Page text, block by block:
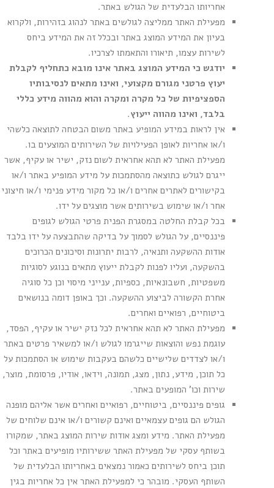
אחריותו הבלעדית של הגולש באתר.
מפעילת האתר ממליצה לגולשים באתר לנהוג בזהירות, ולקרוא
בעיון את המידע המוצג באתר ובכלל זה את המידע ביחס
לשירות עצמו, תיאורו והתאמתו לצרכיו.
יודגש כי המידע המוצג באתר אינו מובא כתחליף לקבלת
יעוץ פרטני מגורם מקצועי, ואינו מתאים לנסיבותיו
הספציפיות של כל מקרה ומקרה והוא מהווה מידע כללי
בלבד, ואינו מהווה ייעוץ.
אין לראות במידע המופיע באתר משום הבטחה לתוצאה כלשהי
ו/או אחריות לאופן הפעילויות של השירותים המוצעים בו.
מפעילת האתר לא תהא אחראית לשום נזק, ישיר או עקיף, אשר
ייגרם לגולש כתוצאה מהסתמכות על מידע המופיע באתר ו/או
בקישורים לאתרים אחרים ו/או כל מקור מידע פנימי ו/או חיצוני
אחר ו/או שימוש בשירותים אשר מוצגים על ידו.
בכל קבלת החלטה במסגרת הפנית פרטי הגולש לגופים
פיננסיים, על הגולש לסמוך על בדיקה שהתבצעה על ידו בלבד
אודות ההשקעה ותנאיה, לרבות יתרונות וסיכונים הכרוכים
בהשקעה, ועליו לפנות לקבלת ייעוץ מתאים בנוגע לסוגיות
משפטיות, חשבונאיות, כספיות, ענייני מיסוי וכן כל סוגיה
אחרת הקשורה לביצוע ההשקעה. וכך באופן דומה בנושאים
ביטוחיים, רפואיים ואחרים.
מפעילת האתר לא תהא אחראית לכל נזק ישיר או עקיף, הפסד,
עוגמת נפש והוצאות שייגרמו לגולש ו/או למשאיר פרטים באתר
ו/או לצדדים שלישיים כלשהם בעקבות שימוש או הסתמכות על
כל תוכן, מידע, נתון, מצג, תמונה, וידאו, אודיו, פרסומת, מוצר,
שירות וכו' המופעים באתר.
גופים פיננסיים, ביטוחיים, רפואיים ואחרים אשר אליהם מופנה
הגולש הם גופים עצמאיים ואינם קשורים ו/או אינם שלוחים של
מפעילת האתר. מידע ומצג אודות שירות המוצג באתר, שמקורו
בשותף עסקי של מפעילת האתר ששירותיו מופיעים באתר וכל
תוכן ביחס לשירותים כאמור נמצאים באחריותו הבלעדית של
השותף העסקי. מובהר כי למפעילת האתר אין כל אחריות בגין